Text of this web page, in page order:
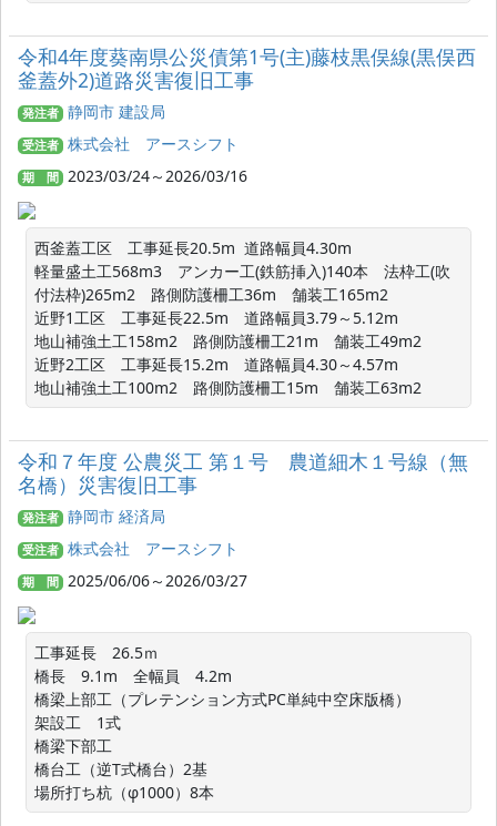
令和4年度葵南県公災債第1号(主)藤枝黒俣線(黒俣西
釜蓋外2)道路災害復旧工事
発注者 静岡市 建設局
受注者 株式会社 アースシフト
期 間 2023/03/24～2026/03/16
西釜蓋工区　工事延長20.5m  道路幅員4.30m
軽量盛土工568m3　アンカー工(鉄筋挿入)140本　法枠工(吹
付法枠)265m2　路側防護柵工36m　舗装工165m2
近野1工区　工事延長22.5m　道路幅員3.79～5.12m
地山補強土工158m2　路側防護柵工21m　舗装工49m2
近野2工区　工事延長15.2m　道路幅員4.30～4.57m
地山補強土工100m2　路側防護柵工15m　舗装工63m2
令和７年度 公農災工 第１号 農道細木１号線（無
名橋）災害復旧工事
発注者 静岡市 経済局
受注者 株式会社 アースシフト
期 間 2025/06/06～2026/03/27
工事延長　26.5ｍ
橋長　9.1m　全幅員　4.2m
橋梁上部工（プレテンション方式PC単純中空床版橋）
架設工　1式
橋梁下部工
橋台工（逆T式橋台）2基
場所打ち杭（φ1000）8本